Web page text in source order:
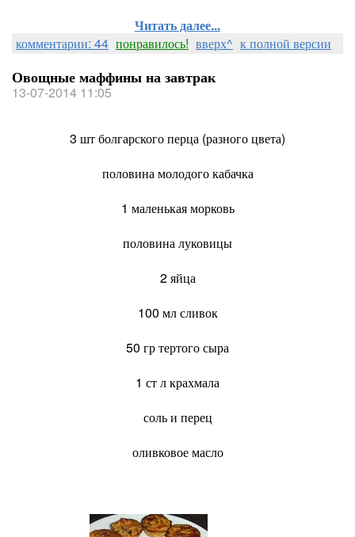
Читать далее...
комментарии: 44 понравилось! вверх^ к полной версии
Овощные маффины на завтрак
13-07-2014 11:05
3 шт болгарского перца (разного цвета)
половина молодого кабачка
1 маленькая морковь
половина луковицы
2 яйца
100 мл сливок
50 гр тертого сыра
1 ст л крахмала
соль и перец
оливковое масло